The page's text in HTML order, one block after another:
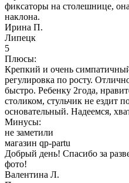
фиксаторы на столешнице,
наклона.
Ирина П.
Липецк
5
Плюсы:
Крепкий и очень
регулировка по росту.
быстро. Ребенку 2года,
столиком, стульчик не ездит
основательный. Надеемся,
Минусы:
не заметили
магазин qp-partu
Добрый день! Спасибо за
фото!
Валентина Л.